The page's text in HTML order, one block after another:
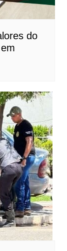
do